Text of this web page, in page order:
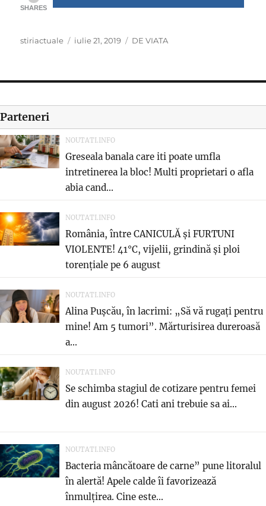
SHARES
Author
stiriactuale
Posted
iulie 21, 2019 Categories
DE VIATA
Parteneri
NOUTATI.INFO
Greseala banala care iti poate umfla
intretinerea la bloc! Multi proprietari o afla
abia cand...
NOUTATI.INFO
România, între CANICULĂ și FURTUNI
VIOLENTE! 41°C, vijelii, grindină și ploi
torențiale pe 6 august
NOUTATI.INFO
Alina Pușcău, în lacrimi: „Să vă rugați pentru
mine! Am 5 tumori”. Mărturisirea dureroasă
a...
NOUTATI.INFO
Se schimba stagiul de cotizare pentru femei
din august 2026! Cati ani trebuie sa ai...
NOUTATI.INFO
Bacteria mâncătoare de carne” pune litoralul
în alertă! Apele calde îi favorizează
înmulțirea. Cine este...